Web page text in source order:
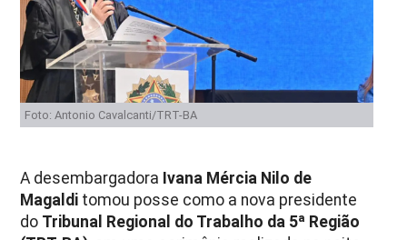
Foto: Antonio Cavalcanti/TRT-BA
A desembargadora Ivana Mércia Nilo de
Magaldi tomou posse como a nova presidente
do Tribunal Regional do Trabalho da 5ª Região